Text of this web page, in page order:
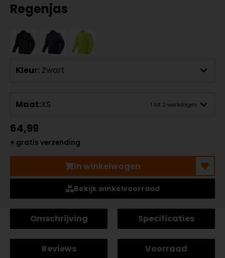
Regenjas
Kleur: Zwart
Maat:XS 1 tot 2 werkdagen
64,99
+ gratis verzending
In winkelwagen
Bekijk winkelvoorraad
Omschrijving Specificaties
Reviews Voorraad